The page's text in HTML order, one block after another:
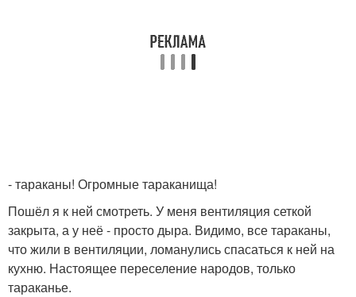
- тараканы! Огромные тараканища!
Пошёл я к ней смотреть. У меня вентиляция сеткой
закрыта, а у неё - просто дыра. Видимо, все тараканы,
что жили в вентиляции, ломанулись спасаться к ней на
кухню. Настоящее переселение народов, только
тараканье.